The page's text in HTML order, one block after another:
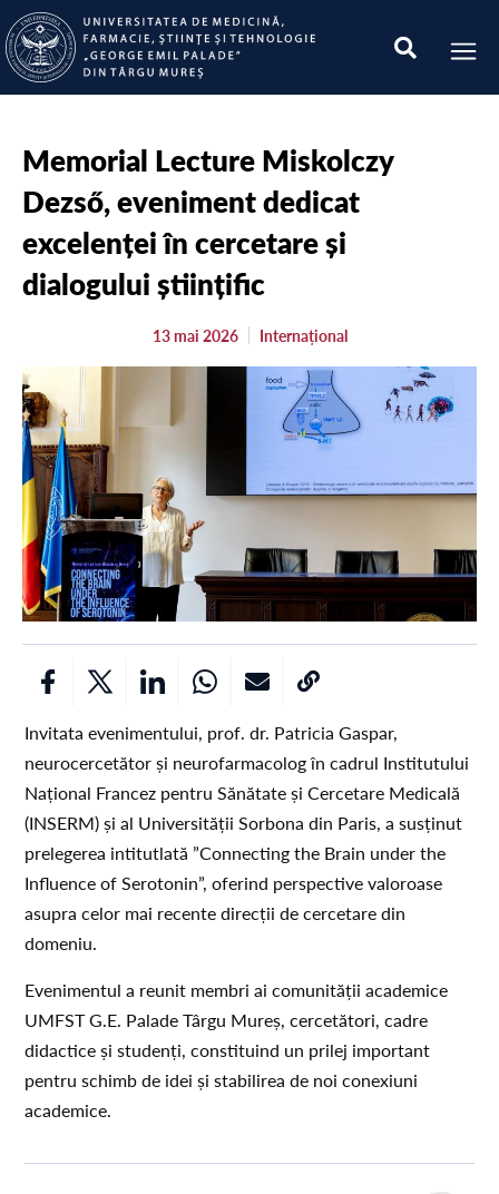
Memorial Lecture Miskolczy
Dezső, eveniment dedicat
excelenței în cercetare și
dialogului științific
13 mai 2026 Internațional
Invitata evenimentului, prof. dr. Patricia Gaspar,
neurocercetător și neurofarmacolog în cadrul Institutului
Național Francez pentru Sănătate și Cercetare Medicală
(INSERM) și al Universității Sorbona din Paris, a susținut
prelegerea intitutlată ”Connecting the Brain under the
Influence of Serotonin”, oferind perspective valoroase
asupra celor mai recente direcții de cercetare din
domeniu.
Evenimentul a reunit membri ai comunității academice
UMFST G.E. Palade Târgu Mureș, cercetători, cadre
didactice și studenți, constituind un prilej important
pentru schimb de idei și stabilirea de noi conexiuni
academice.